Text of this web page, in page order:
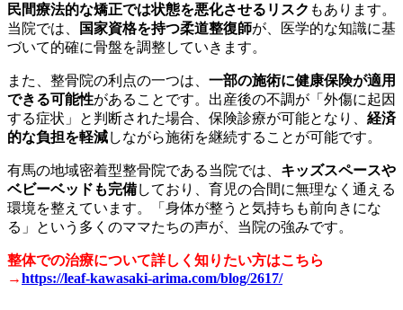
民間療法的な矯正では状態を悪化させるリスク もあります。
当院では、
国家資格を持つ柔道整復師が、医学的な知識に基
づいて的確に骨盤を調整していきます。
また、整骨院の利点の一つは、 一部の施術に健康保険が適用
できる可能性があることです。出産後の不調が「外傷に起因
する症状」と判断された場合、保険診療が可能となり、 経済
的な負担を軽減しながら施術を継続することが可能です。
有馬の地域密着型整骨院である当院では、 キッズスペースや
ベビーベッドも完備しており、育児の合間に無理なく通える
環境を整えています。「身体が整うと気持ちも前向きにな
る」という多くのママたちの声が、当院の強みです。
整体での治療について詳しく知りたい方はこちら
→https://leaf-kawasaki-arima.com/blog/2617/